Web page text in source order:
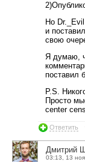
Но
и
свою
Я думаю,
поставил
P.S.
Просто
center
Ответить
Дмитрий
03:13, 13